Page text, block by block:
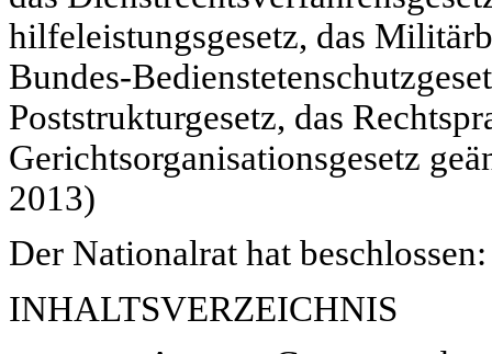
hilfeleistungsgesetz, das
Bundes-
Poststrukturgesetz, das
Gerichtsorganisationsgesetz
2013)
Der Nationalrat hat beschlossen:
INHALTSVERZEICHNIS